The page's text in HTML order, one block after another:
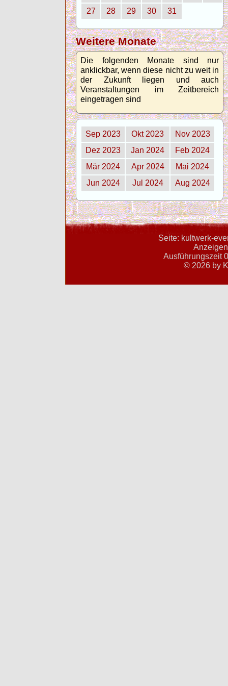
27
28 29 30 31
Weitere Monate
Die folgenden Monate sind nur
anklickbar, wenn diese nicht zu weit in
der Zukunft liegen und auch
Veranstaltungen im Zeitbereich
eingetragen sind
Sep 2023 Okt 2023
Nov 2023
Dez 2023
Jan 2024
Feb 2024
Mär 2024
Apr 2024
Mai 2024
Jun 2024
Jul 2024 Aug 2024
Seite: kultwerk-
Ausführungszeit
© 2026 by